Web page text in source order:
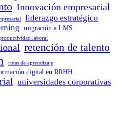
Innovación empresarial
liderazgo estratégico
migración a LMS
laboral
retención de talento
rutas de aprendizaje
digital en RRHH
universidades corporativas